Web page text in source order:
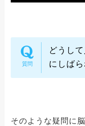
どうし
にしば
そのような疑問に